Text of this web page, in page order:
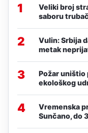
1
Veliki broj
saboru
2
Vulin: Srbija
metak
3
Požar
ekološkog
4
Vremenska
Sunčano, do